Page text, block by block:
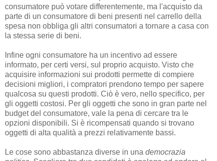
consumatore può votare differentemente, ma l'acquisto da
parte di un consumatore di beni presenti nel carrello della
spesa non obbliga gli altri consumatori a tornare a casa con
la stessa serie di beni.
Infine ogni consumatore ha un incentivo ad essere
informato, per certi versi, sul proprio acquisto. Visto che
acquisire informazioni sui prodotti permette di compiere
decisioni migliori, i compratori prendono tempo per sapere
qualcosa su questi prodotti. Ciò è vero, nello specifico, per
gli oggetti costosi. Per gli oggetti che sono in gran parte nel
budget del consumatore, vale la pena di cercare tra le
opzioni disponibili. Si è ricompensati quando si trovano
oggetti di alta qualità a prezzi relativamente bassi.
Le cose sono abbastanza diverse in una democrazia